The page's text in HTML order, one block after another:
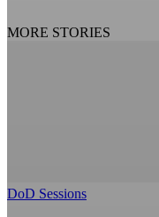
MORE STORIES
DoD Sessions